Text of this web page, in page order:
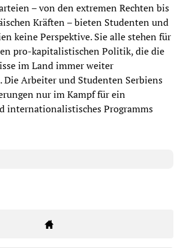
– von den extremen Rechten bis
Kräften – bieten Studenten und
keine Perspektive. Sie alle stehen für
pro-kapitalistischen Politik, die die
im Land immer weiter
Die Arbeiter und Studenten Serbiens
nur im Kampf für ein
internationalistisches Programms